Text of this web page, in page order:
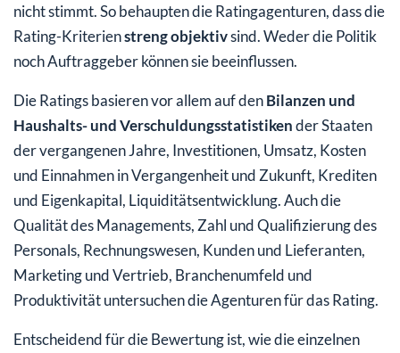
nicht stimmt. So behaupten die Ratingagenturen, dass die
Rating-Kriterienstreng objektivsind. Weder die Politik
noch Auftraggeber können sie beeinflussen.
Die Ratings basieren vor allem auf denBilanzen und
Haushalts- und Verschuldungsstatistikender Staaten
der vergangenen Jahre, Investitionen, Umsatz, Kosten
und Einnahmen in Vergangenheit und Zukunft, Krediten
und Eigenkapital, Liquiditätsentwicklung. Auch die
Qualität des Managements, Zahl und Qualifizierung des
Personals, Rechnungswesen, Kunden und Lieferanten,
Marketing und Vertrieb, Branchenumfeld und
Produktivität untersuchen die Agenturen für das Rating.
Entscheidend für die Bewertung ist, wie die einzelnen